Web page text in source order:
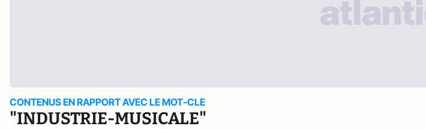
CONTENUS EN RAPPORT AVEC LE MOT-CLE
"INDUSTRIE-MUSICALE"